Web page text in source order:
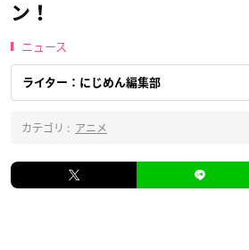
ン！
ニュース
ライター：にじめん編集部
カテゴリ : アニメ